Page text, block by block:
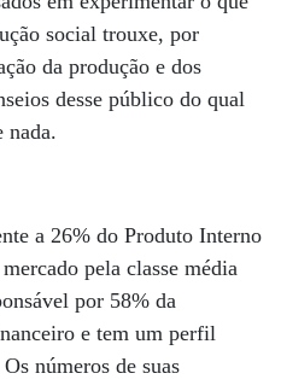
social trouxe, por
da produção e dos
desse público do qual
nada.
a 26% do Produto Interno
pela classe média
por 58% da
e tem um perfil
números de suas